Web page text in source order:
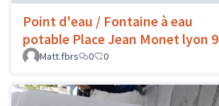
Point d'eau / Fontaine à eau
potable Place Jean Monet lyon 9
Matt.fbrs
0 0